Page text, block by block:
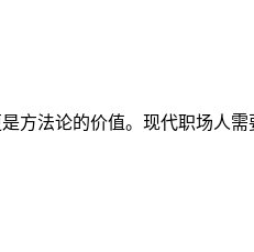
方法论的价值。现代职场